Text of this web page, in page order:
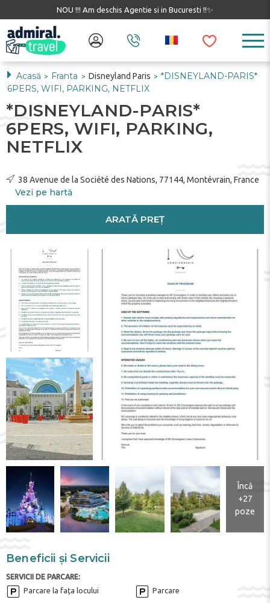
NOU !!! Am deschis Agentie si in Bucuresti !!✨
Acasă > Franta > Disneyland Paris > *DISNEYLAND-PARIS*
6PERS, WIFI, PARKING, NETFLIX
*DISNEYLAND-PARIS*
6PERS, WIFI, PARKING,
NETFLIX
38 Avenue de la Société des Nations, 77144, Montévrain, France
Vezi pe hartă
ARATĂ PREȚ
Încă
+27
poze
Beneficii și Servicii
SERVICII DE PARCARE:
Parcare la fața locului Parcare